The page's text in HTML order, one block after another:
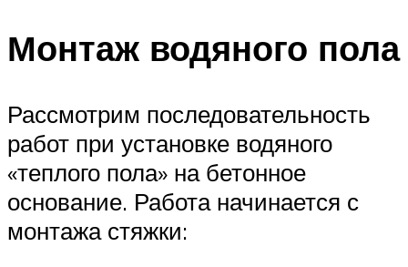
Монтаж водяного пола
Рассмотрим последовательность
работ при установке водяного
«теплого пола» на бетонное
основание. Работа начинается с
монтажа стяжки: